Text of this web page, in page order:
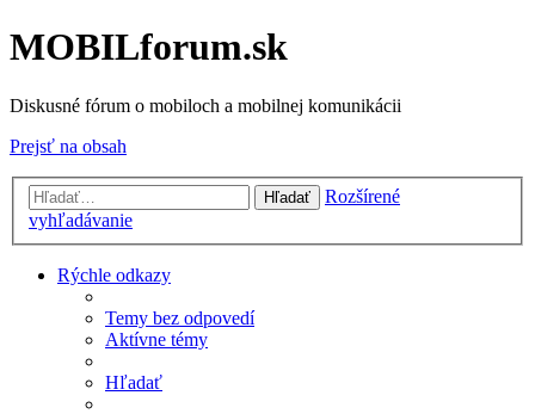
MOBILforum.sk
Diskusné fórum o mobiloch a mobilnej komunikácii
Prejsť na obsah
Hľadať
Rozšírené
vyhľadávanie
Rýchle odkazy
Temy bez odpovedí
Aktívne témy
Hľadať